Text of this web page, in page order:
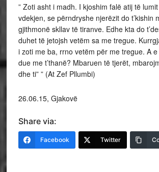
” Zoti asht i madh. I kjoshim falë atij të
vdekjen, se përndryshe njerëzit do t’kishin
gjithmonë skllav të tiranve. Edhe kta do
duhet të jetojsh vetëm sa me tregue.
i zoti me ba, rrno vetëm për me tregue. A e
due me t’thanë? Mbaruen të tjerët,
dhe ti” ” (At Zef Pllumbi)
26.06.15, Gjakovë
Share via:
Facebook Twitter